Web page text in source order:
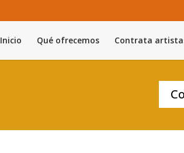
Inicio Qué ofrecemos Contrata